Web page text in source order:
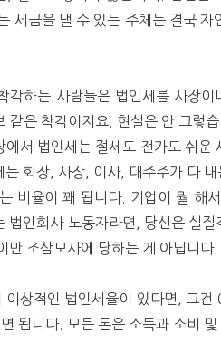
세금을 낼 수 있는 주체는 결국 자
각하는 사람들은 법인세를 사장
은 착각이지요. 현실은 안 그렇습
에서 법인세는 절세도 전가도 쉬
는 회장, 사장, 이사, 대주주가 다
비율이 꽤 됩니다. 기업이 뭘 해
법인회사 노동자라면, 당신은 실
만 조삼모사에 당하는 게 아닙니다.
이상적인 법인세율이 있다면, 그
됩니다. 모든 돈은 소득과 소비